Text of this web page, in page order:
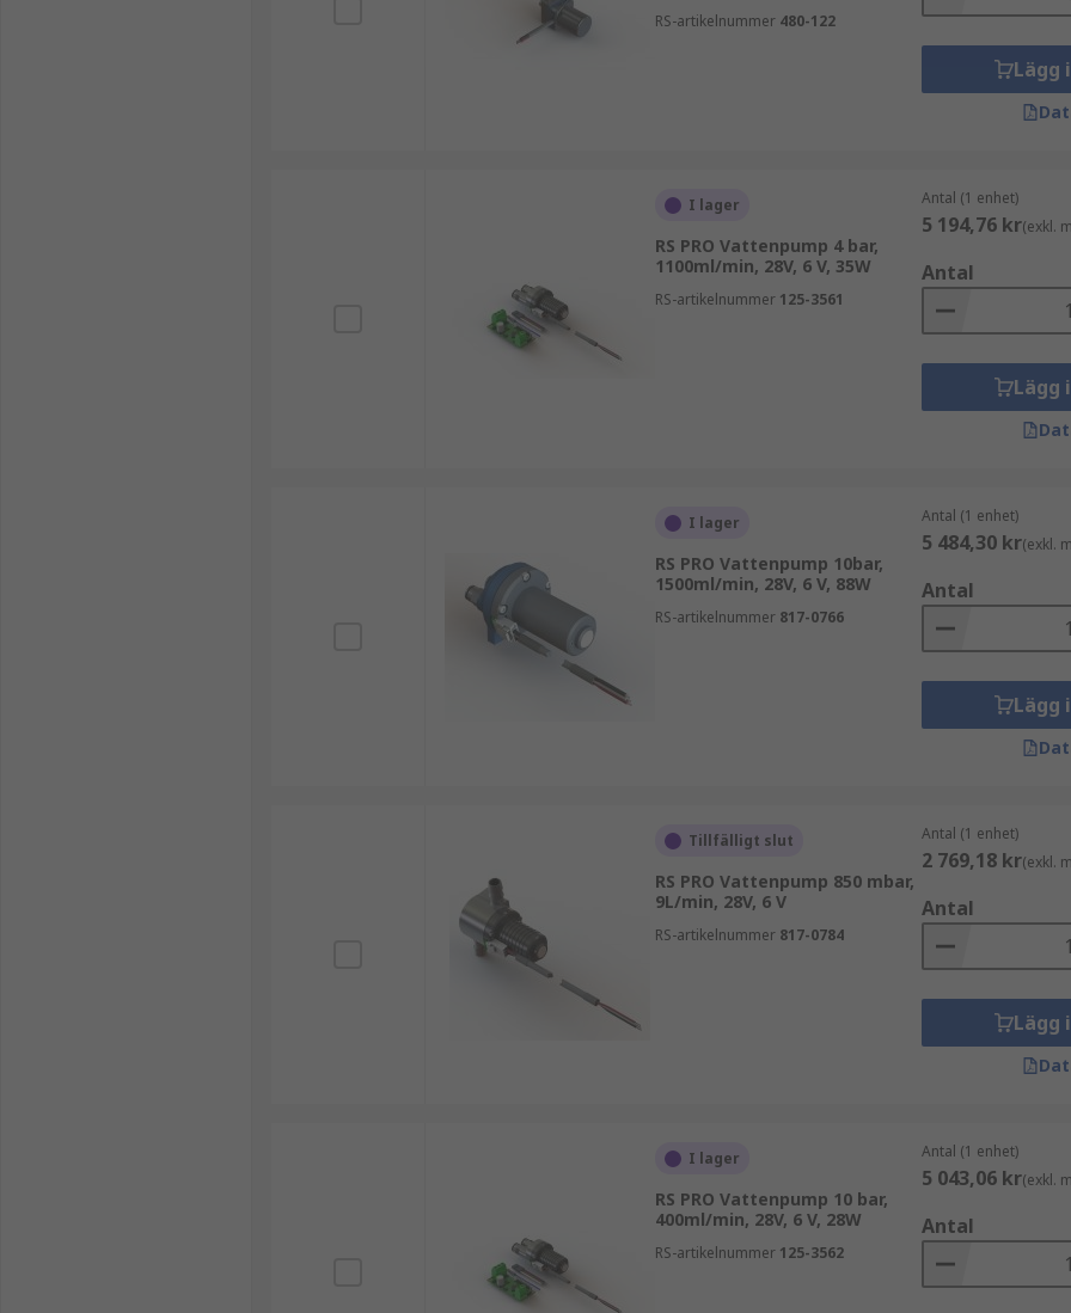
RS-artikelnummer 480-122
Lägg
I lager
RS PRO Vattenpump 4 bar,
1100ml/min, 28V, 6 V, 35W
RS-artikelnummer 125-3561
Antal (1 enhet)
5 194,76 kr(exkl.
Antal
Lägg
I lager
RS PRO Vattenpump 10bar,
1500ml/min, 28V, 6 V, 88W
RS-artikelnummer 817-0766
Antal (1 enhet)
5 484,30 kr(exkl.
Antal
Lägg
Tillfälligt slut
RS PRO Vattenpump 850 mbar,
9L/min, 28V, 6 V
RS-artikelnummer 817-0784
Antal (1 enhet)
2 769,18 kr(exkl.
Antal
Lägg
I lager
RS PRO Vattenpump 10 bar,
400ml/min, 28V, 6 V, 28W
RS-artikelnummer 125-3562
Antal (1 enhet)
5 043,06 kr(exkl.
Antal